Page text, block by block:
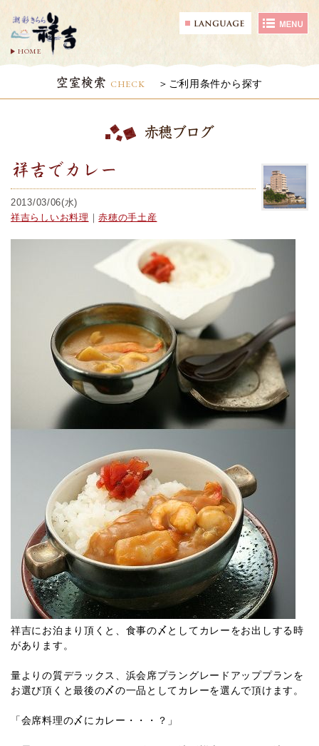
HOME
空室検索 CHECK ご利用条件から探す
赤穂ブログ
祥吉でカレー
2013/03/06(水)
祥吉らしいお料理 ｜赤穂の手土産
祥吉にお泊まり頂くと、食事の〆としてカレーをお出しする時
があります。
量よりの質デラックス、浜会席プラングレードアッププランを
お選び頂くと最後の〆の一品としてカレーを選んで頂けます。
「会席料理の〆にカレー・・・？」